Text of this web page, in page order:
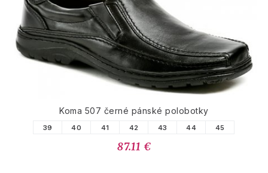
Koma 507 černé pánské polobotky
39 40 41 42 43 44 45
87.11 €